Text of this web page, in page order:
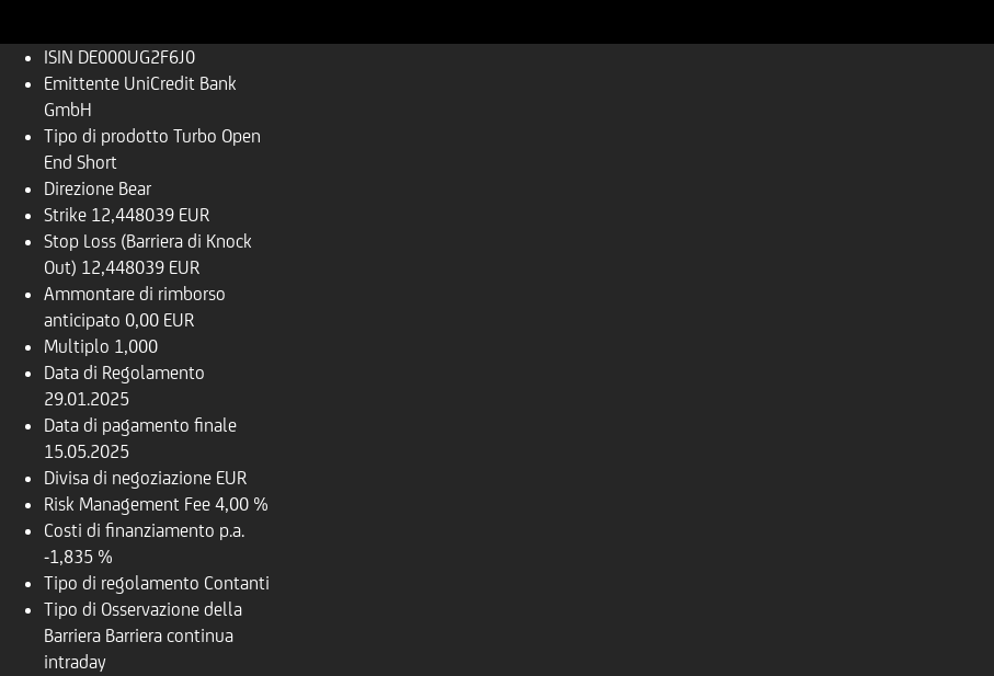
ISIN DE000UG2F6J0
Emittente UniCredit Bank
GmbH
Tipo di prodotto Turbo Open
End Short
Direzione Bear
Strike 12,448039 EUR
Stop Loss (Barriera di Knock
Out) 12,448039 EUR
Ammontare di rimborso
anticipato 0,00 EUR
Multiplo 1,000
Data di Regolamento
29.01.2025
Data di pagamento finale
15.05.2025
Divisa di negoziazione EUR
Risk Management Fee 4,00 %
Costi di finanziamento p.a.
-1,835 %
Tipo di regolamento Contanti
Tipo di Osservazione della
Barriera Barriera continua
intraday